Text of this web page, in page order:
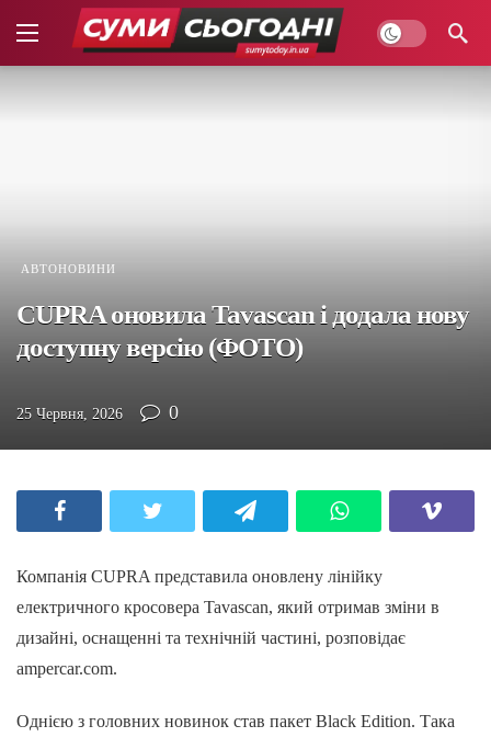
АВТОНОВИНИ
CUPRA оновила Tavascan і додала нову
доступну версію (ФОТО)
25 Червня, 2026 0
Компанія CUPRA представила оновлену лінійку
електричного кросовера Tavascan, який отримав зміни в
дизайні, оснащенні та технічній частині, розповідає
ampercar.com.
Однією з головних новинок став пакет Black Edition. Така